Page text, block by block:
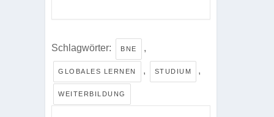
Schlagwörter: BNE ,
GLOBALES LERNEN , STUDIUM ,
WEITERBILDUNG